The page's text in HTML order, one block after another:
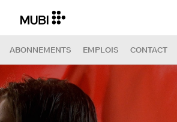
ABONNEMENTS EMPLOIS CONTACT